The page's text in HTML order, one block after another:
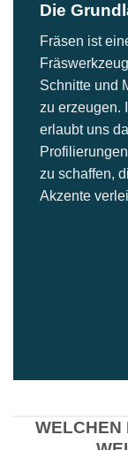
Die
Fräsen ist
Schnitte und
zu erzeugen.
erlaubt uns
zu schaffen,
Akzente
WELCHEN